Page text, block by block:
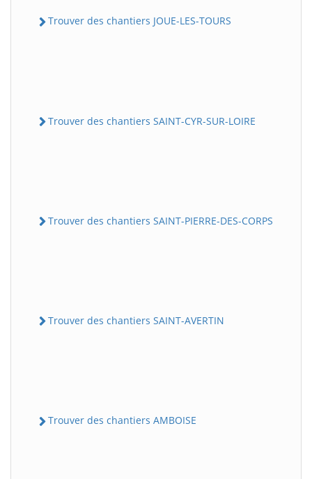
Trouver des chantiers JOUE-LES-TOURS
Trouver des chantiers SAINT-CYR-SUR-LOIRE
Trouver des chantiers SAINT-PIERRE-DES-CORPS
Trouver des chantiers SAINT-AVERTIN
Trouver des chantiers AMBOISE